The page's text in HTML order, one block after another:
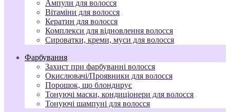
Ампули для волосся
Вітаміни для волосся
Кератин для волосся
Комплекси для відновлення волосся
Сироватки, креми, муси для волосся
Фарбування
Захист при фарбуванні волосся
Окислювачі/Проявники для волосся
Порошок, що блондирує
Тонуючі маски, кондиціонери для волосся
Тонуючі шампуні для волосся